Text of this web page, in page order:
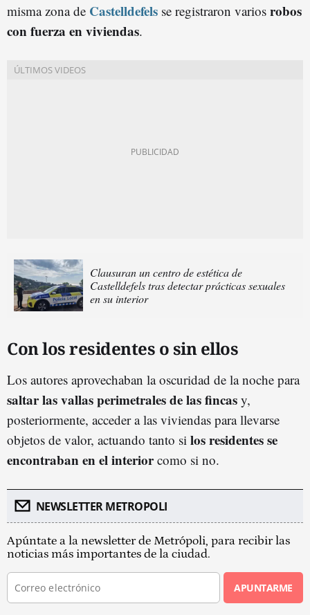
misma zona de Castelldefels se registraron varios robos
con fuerza en viviendas.
Clausuran un centro de estética de
Castelldefels tras detectar prácticas sexuales
en su interior
Con los residentes o sin ellos
Los autores aprovechaban la oscuridad de la noche para
saltar las vallas perimetrales de las fincas y,
posteriormente, acceder a las viviendas para llevarse
objetos de valor, actuando tanto si los residentes se
encontraban en el interiorcomo si no.
NEWSLETTER METROPOLI
Apúntate a la newsletter de Metrópoli, para recibir las
noticias más importantes de la ciudad.
APUNTARME